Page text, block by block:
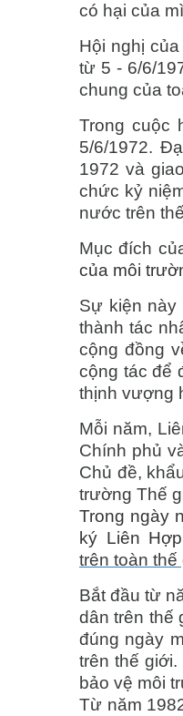
có hại của
Hội nghị
từ 5 - 6/6/
chung của
Trong cuộc
5/6/1972.
1972 và
chức kỷ
nước trên
Mục đích
của môi
Sự kiện này
thành tác
cộng đồng
cộng tác để
thịnh vượng
Mỗi năm,
Chính phủ
Chủ đề,
trường Thế
Trong ngày
ký Liên
trên toàn thế
Bắt đầu từ
dân trên thế
đúng ngày
trên thế
bảo vệ môi
Từ năm